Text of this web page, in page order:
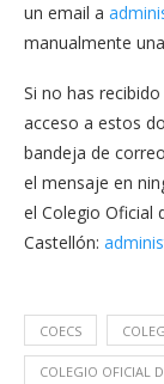
un email a
manualmente
Si no has
acceso a estos
bandeja de
el mensaje en
el Colegio Oficial
Castellón:
COECS
COLEGIO OFICIAL